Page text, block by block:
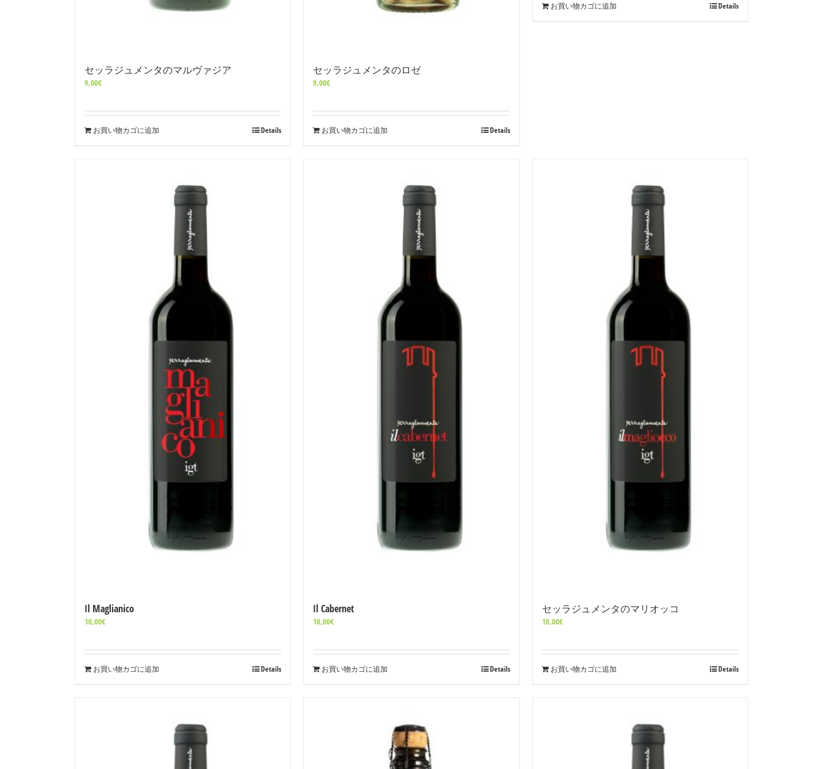
セッラジュメンタのマルヴァジア
9,00€
お買い物カゴに追加 Details
セッラジュメンタのロゼ
9,00€
お買い物カゴに追加 Details
お買い物カゴに追加 Details
Il Maglianico
10,00€
お買い物カゴに追加 Details
Il Cabernet
10,00€
お買い物カゴに追加 Details
セッラジュメンタのマリオッコ
10,00€
お買い物カゴに追加 Details